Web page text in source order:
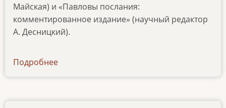
Майская) и «Павловы послания:
комментированное издание» (научный редактор
А. Десницкий).
Подробнее